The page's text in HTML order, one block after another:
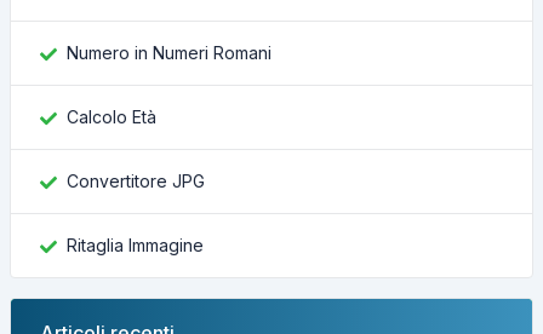
Numero in Numeri Romani
Calcolo Età
Convertitore JPG
Ritaglia Immagine